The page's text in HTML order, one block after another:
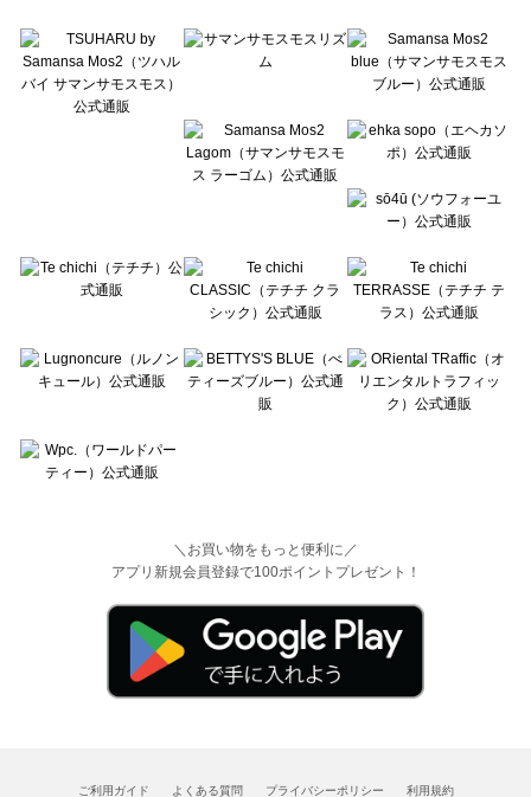
Lugnoncure（ルノンキュール）のアクセサリー一覧
BETTY'S BLUE（べティーズブルー）のアクセサリー一覧
Wpc.（ワールドパーティー）のアクセサリー一覧
＼お買い物をもっと便利に／
アプリ新規会員登録で100ポイントプレゼント！
ご利用ガイド よくある質問 プライバシーポリシー 利用規約